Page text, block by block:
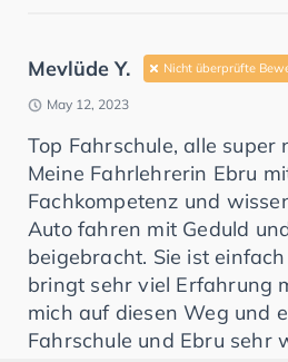
Mevlüde Y. Nicht überprüfte
May 12, 2023
Top Fahrschule, alle super
Meine Fahrlehrerin Ebru
Fachkompetenz und
Auto fahren mit Geduld
beigebracht. Sie ist
bringt sehr viel Erfahrung
mich auf diesen Weg und
Fahrschule und Ebru sehr